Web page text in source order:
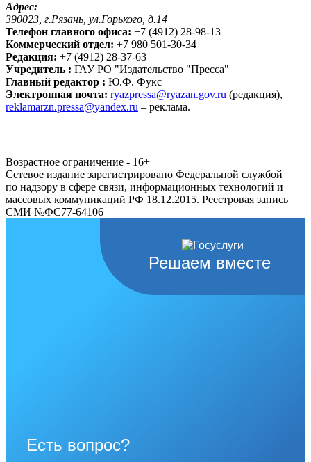
Адрес:
390023, г.Рязань, ул.Горького, д.14
Телефон главного офиса: +7 (4912) 28-98-13
Коммерческий отдел: +7 980 501-30-34
Редакция: +7 (4912) 28-37-63
Учредитель : ГАУ РО "Издательство "Пресса"
Главный редактор : Ю.Ф. Фукс
Электронная почта: ryazpressa@ryazan.gov.ru (редакция),
reklamarzn.pressa@yandex.ru – реклама.
Возрастное ограничение - 16+
Сетевое издание зарегистрировано Федеральной службой
по надзору в сфере связи, информационных технологий и
массовых коммуникаций РФ 18.12.2015. Реестровая запись
СМИ №ФС77-64106
Решаем вместе
Есть вопрос?